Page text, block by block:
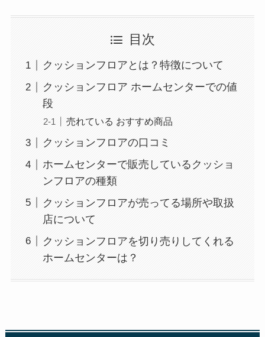
目次
クッションフロアとは？特徴について
クッションフロア ホームセンターでの値
段
売れている おすすめ商品
クッションフロアの口コミ
ホームセンターで販売しているクッショ
ンフロアの種類
クッションフロアが売ってる場所や取扱
店について
クッションフロアを切り売りしてくれる
ホームセンターは？